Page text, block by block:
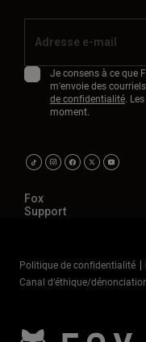
Je consens à ce que
m'envoie des
de confidentialité.
moment.
Fox
Support
Politique de confidentialité
Canal d’éthique/